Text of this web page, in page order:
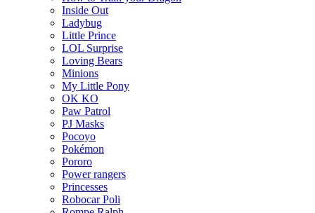
Inside Out
Ladybug
Little Prince
LOL Surprise
Loving Bears
Minions
My Little Pony
OK KO
Paw Patrol
PJ Masks
Pocoyo
Pokémon
Pororo
Power rangers
Princesses
Robocar Poli